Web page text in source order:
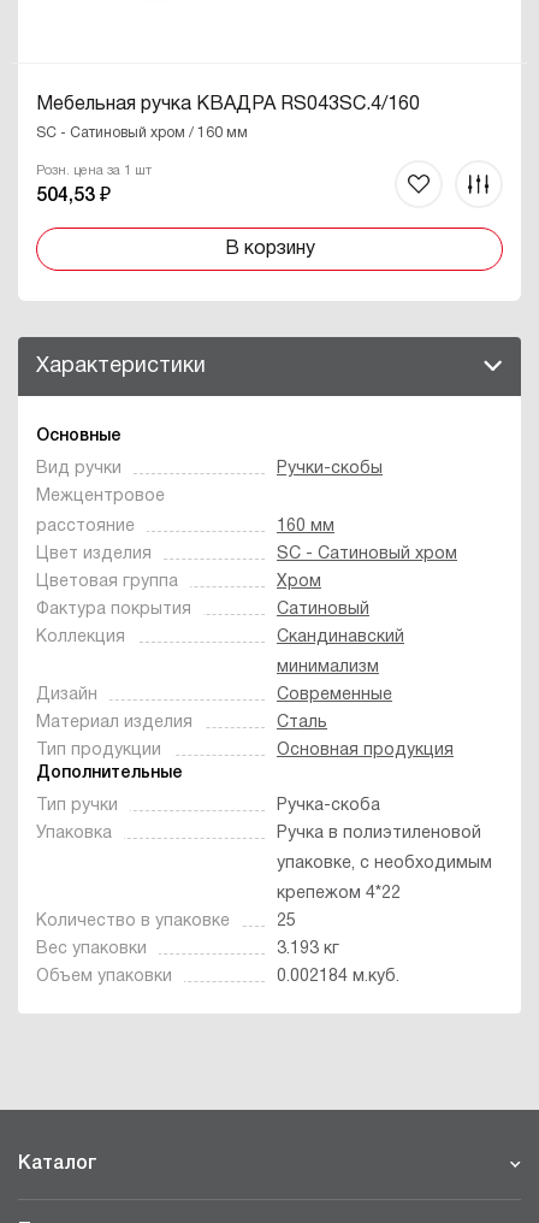
Мебельная ручка КВАДРА RS043SC.4/160
SC - Сатиновый хром / 160 мм
Розн. цена за 1 шт
504,53 ₽
В корзину
Характеристики
Основные
Вид ручки
Ручки-скобы
Межцентровое
расстояние
160 мм
Цвет изделия
SC - Сатиновый хром
Цветовая группа
Хром
Фактура покрытия
Сатиновый
Коллекция
Скандинавский
минимализм
Дизайн
Современные
Материал изделия
Сталь
Тип продукции
Основная продукция
Дополнительные
Тип ручки
Ручка-скоба
Упаковка
Ручка в полиэтиленовой
упаковке, с необходимым
крепежом 4*22
Количество в упаковке
25
Вес упаковки
3.193 кг
Объем упаковки
0.002184 м.куб.
Каталог